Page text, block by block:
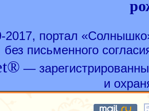
2017, портал
без письменного
—
и